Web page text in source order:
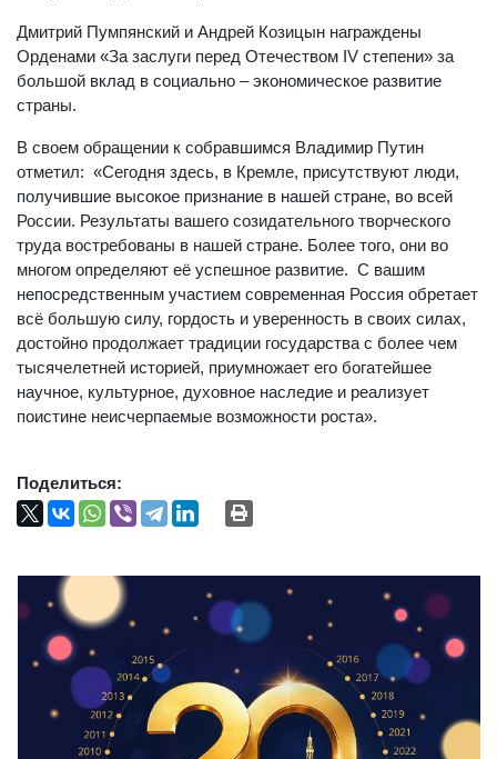
Дмитрий Пумпянский и Андрей Козицын награждены
Орденами «За заслуги перед Отечеством IV степени» за
большой вклад в социально – экономическое развитие
страны.
В своем обращении к собравшимся Владимир Путин
отметил: «Сегодня здесь, в Кремле, присутствуют люди,
получившие высокое признание в нашей стране, во всей
России. Результаты вашего созидательного творческого
труда востребованы в нашей стране. Более того, они во
многом определяют её успешное развитие. С вашим
непосредственным участием современная Россия обретает
всё большую силу, гордость и уверенность в своих силах,
достойно продолжает традиции государства с более чем
тысячелетней историей, приумножает его богатейшее
научное, культурное, духовное наследие и реализует
поистине неисчерпаемые возможности роста».
Поделиться: